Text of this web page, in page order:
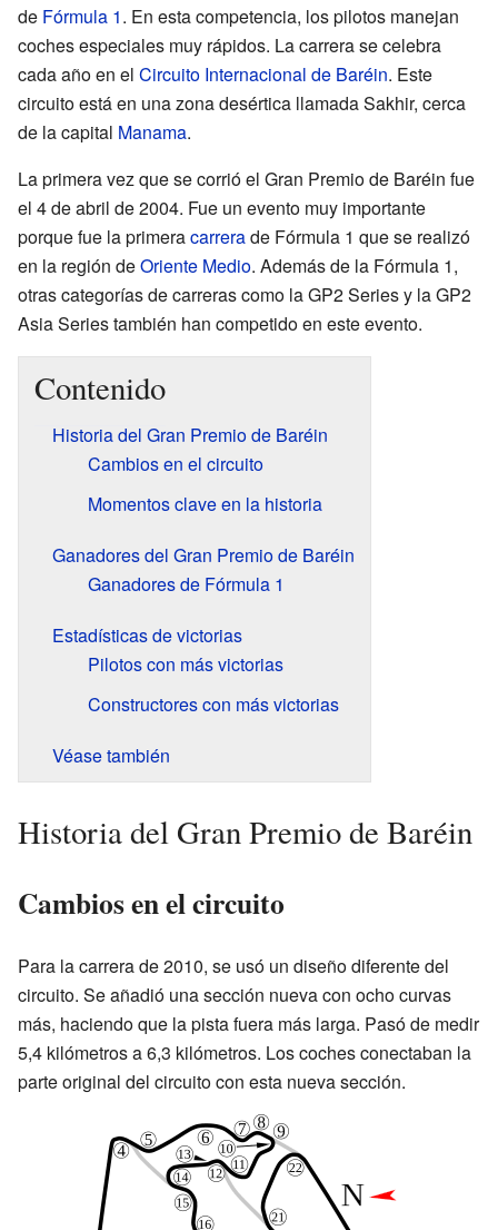
de Fórmula 1. En esta competencia, los pilotos manejan
coches especiales muy rápidos. La carrera se celebra
cada año en el Circuito Internacional de Baréin. Este
circuito está en una zona desértica llamada Sakhir, cerca
de la capital Manama.
La primera vez que se corrió el Gran Premio de Baréin fue
el 4 de abril de 2004. Fue un evento muy importante
porque fue la primeracarrerade Fórmula 1 que se realizó
en la región deOriente Medio. Además de la Fórmula 1,
otras categorías de carreras como la GP2 Series y la GP2
Asia Series también han competido en este evento.
Contenido
Historia del Gran Premio de Baréin
Cambios en el circuito
Momentos clave en la historia
Ganadores del Gran Premio de Baréin
Ganadores de Fórmula 1
Estadísticas de victorias
Pilotos con más victorias
Constructores con más victorias
Véase también
Historia del Gran Premio de Baréin
Cambios en el circuito
Para la carrera de 2010, se usó un diseño diferente del
circuito. Se añadió una sección nueva con ocho curvas
más, haciendo que la pista fuera más larga. Pasó de medir
5,4 kilómetros a 6,3 kilómetros. Los coches conectaban la
parte original del circuito con esta nueva sección.